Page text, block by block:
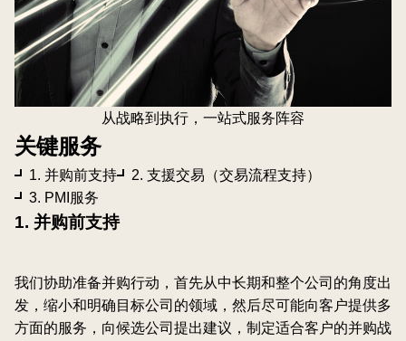
从战略到执行，一站式服务阵容
关键服务
1. 并购前支持
2. 支援交易（交易流程支持）
3. PMI服务
1. 并购前支持
我们协助准备并购行动，首先从中长期和整个公司的角度出
发，缩小和明确目标公司的领域，然后尽可能向客户提供多
方面的服务，向候选公司提出建议，制定适合客户的并购战